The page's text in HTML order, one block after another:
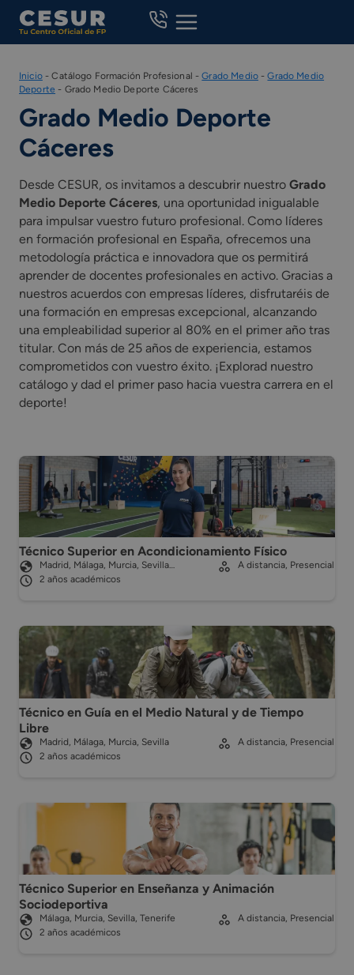
Skip
content
Inicio-Catálogo Formación Profesional -Grado Medio-Grado Medio
Deporte - Grado Medio Deporte Cáceres
Grado Medio Deporte
Cáceres
Desde CESUR, os invitamos a descubrir nuestro Grado
Medio Deporte Cáceres, una oportunidad inigualable
para impulsar vuestro futuro profesional. Como líderes
en formación profesional en España, ofrecemos una
metodología práctica e innovadora que os permitirá
aprender de docentes profesionales en activo. Gracias a
nuestros acuerdos con empresas líderes, disfrutaréis de
una formación en empresas excepcional, alcanzando
una empleabilidad superior al 80% en el primer año tras
titular. Con más de 25 años de experiencia, estamos
comprometidos con vuestro éxito. ¡Explorad nuestro
catálogo y dad el primer paso hacia vuestra carrera en el
deporte!
Técnico Superior en Acondicionamiento Físico
Madrid, Málaga, Murcia, Sevilla…
2 años académicos
A distancia, Presencial
Técnico en Guía en el Medio Natural y de Tiempo
Libre
Madrid, Málaga, Murcia, Sevilla
2 años académicos
A distancia, Presencial
Técnico Superior en Enseñanza y Animación
Sociodeportiva
Málaga, Murcia, Sevilla, Tenerife
2 años académicos
A distancia, Presencial